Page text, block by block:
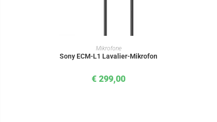
IN DEN WARENKORB
Mikrofone
Sony ECM-L1 Lavalier-Mikrofon
€ 299,00